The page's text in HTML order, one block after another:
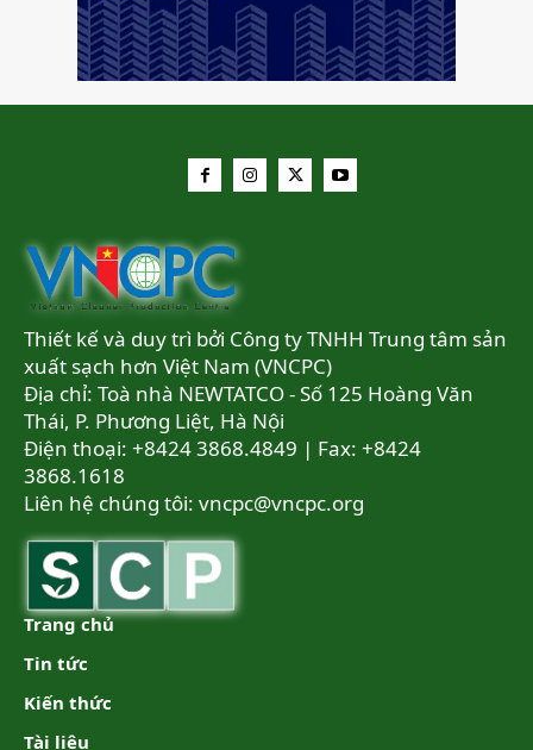
Thiết kế và duy trì bởi Công ty TNHH Trung tâm sản
xuất sạch hơn Việt Nam (VNCPC)
Địa chỉ: Toà nhà NEWTATCO - Số 125 Hoàng Văn
Thái, P. Phương Liệt, Hà Nội
Điện thoại: +8424 3868.4849 | Fax: +8424
3868.1618
Liên hệ chúng tôi: vncpc@vncpc.org
Trang chủ
Tin tức
Kiến thức
Tài liệu